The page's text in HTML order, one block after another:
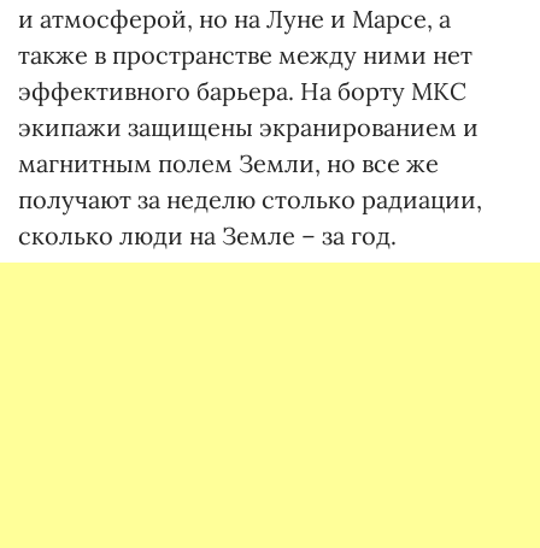
и атмосферой, но на Луне и Марсе, а
также в пространстве между ними нет
эффективного барьера. На борту МКС
экипажи защищены экранированием и
магнитным полем Земли, но все же
получают за неделю столько радиации,
сколько люди на Земле – за год.